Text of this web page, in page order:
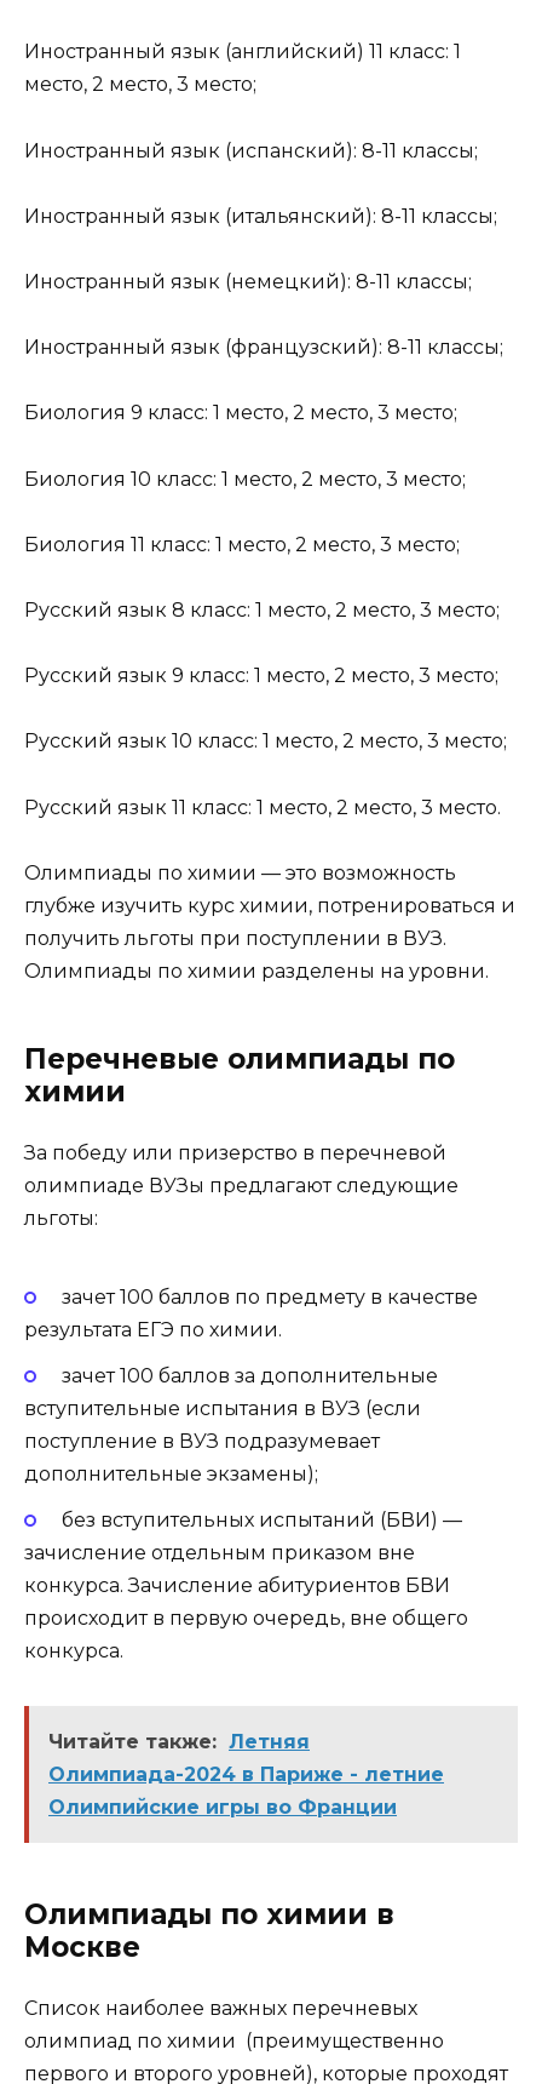
Иностранный язык (английский) 11 класс: 1
место, 2 место, 3 место;
Иностранный язык (испанский): 8-11 классы;
Иностранный язык (итальянский): 8-11 классы;
Иностранный язык (немецкий): 8-11 классы;
Иностранный язык (французский): 8-11 классы;
Биология 9 класс: 1 место, 2 место, 3 место;
Биология 10 класс: 1 место, 2 место, 3 место;
Биология 11 класс: 1 место, 2 место, 3 место;
Русский язык 8 класс: 1 место, 2 место, 3 место;
Русский язык 9 класс: 1 место, 2 место, 3 место;
Русский язык 10 класс: 1 место, 2 место, 3 место;
Русский язык 11 класс: 1 место, 2 место, 3 место.
Олимпиады по химии — это возможность
глубже изучить курс химии, потренироваться и
получить льготы при поступлении в ВУЗ.
Олимпиады по химии разделены на уровни.
Перечневые олимпиады по
химии
За победу или призерство в перечневой
олимпиаде ВУЗы предлагают следующие
льготы:
зачет 100 баллов по предмету в качестве
результата ЕГЭ по химии.
зачет 100 баллов за дополнительные
вступительные испытания в ВУЗ (если
поступление в ВУЗ подразумевает
дополнительные экзамены);
без вступительных испытаний (БВИ) —
зачисление отдельным приказом вне
конкурса. Зачисление абитуриентов БВИ
происходит в первую очередь, вне общего
конкурса.
Читайте также: Летняя
Олимпиада-2024 в Париже - летние
Олимпийские игры во Франции
Олимпиады по химии в
Москве
Список наиболее важных перечневых
олимпиад по химии (преимущественно
первого и второго уровней), которые проходят